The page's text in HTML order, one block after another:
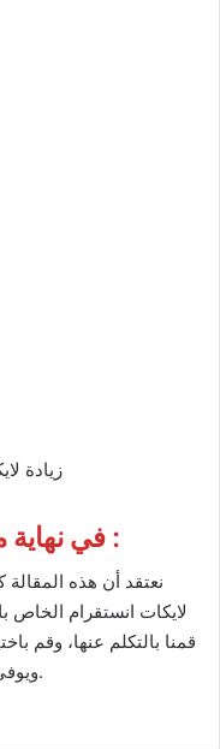
في نهاية مقال زيادة لايكات انستقرام :
نعتقد أن هذه
لايكات انستقرام الخاص
قمنا بالتكلم عنها، وقم
ويوفي كل ما تريده من شروط على أفضل وجه.